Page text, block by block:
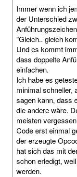
Immer wenn ich
der Unterschied
"Gleich.. gleich
Und es kommt
dass doppelte
einfachen.
Ich habe es
minimal schneller,
sagen kann, dass
die andere wäre.
meisten
Code erst einmal
der erzeugte
hat sich das mit
schon erledigt,
werden.